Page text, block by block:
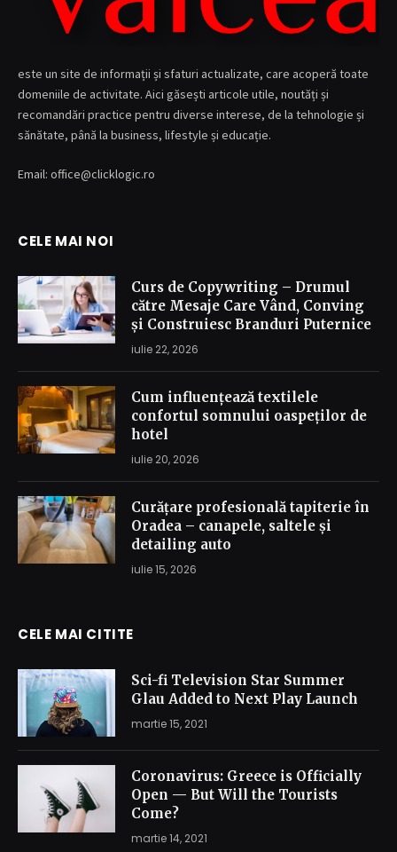
este un site de informații și sfaturi actualizate, care acoperă toate
domeniile de activitate. Aici găsești articole utile, noutăți și
recomandări practice pentru diverse interese, de la tehnologie și
sănătate, până la business, lifestyle și educație.
Email: office@clicklogic.ro
CELE MAI NOI
Curs de Copywriting – Drumul
către Mesaje Care Vând, Conving
și Construiesc Branduri Puternice
iulie 22, 2026
Cum influențează textilele
confortul somnului oaspeților de
hotel
iulie 20, 2026
Curățare profesională tapiterie în
Oradea – canapele, saltele și
detailing auto
iulie 15, 2026
CELE MAI CITITE
Sci-fi Television Star Summer
Glau Added to Next Play Launch
martie 15, 2021
Coronavirus: Greece is Officially
Open — But Will the Tourists
Come?
martie 14, 2021